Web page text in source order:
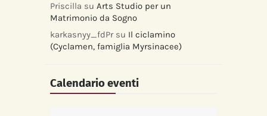
Priscilla su Arts Studio per un
Matrimonio da Sogno
karkasnyy_fdPrsu Il ciclamino
(Cyclamen, famiglia Myrsinacee)
Calendario eventi